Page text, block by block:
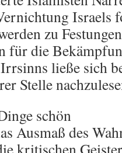
Israels
zu
für die
ließe sich
Stelle
schön
Ausmaß des
kritischen